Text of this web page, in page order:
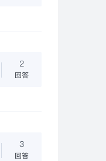
2
回答
3
回答